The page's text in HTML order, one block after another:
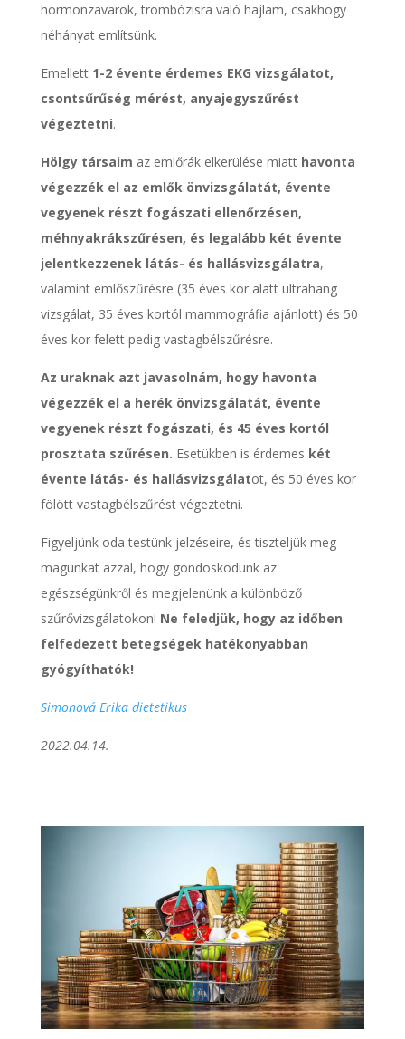
hormonzavarok, trombózisra való hajlam, csakhogy
néhányat említsünk.
Emellett 1-2 évente érdemes EKG vizsgálatot,
csontsűrűség mérést, anyajegyszűrést
végeztetni.
Hölgy társaim az emlőrák elkerülése miatt havonta
végezzék el az emlők önvizsgálatát, évente
vegyenek részt fogászati ellenőrzésen,
méhnyakrákszűrésen, és legalább két évente
jelentkezzenek látás- és hallásvizsgálatra,
valamint emlőszűrésre (35 éves kor alatt ultrahang
vizsgálat, 35 éves kortól mammográfia ajánlott) és 50
éves kor felett pedig vastagbélszűrésre.
Az uraknak azt javasolnám, hogy havonta
végezzék el a herék önvizsgálatát, évente
vegyenek részt fogászati, és 45 éves kortól
prosztata szűrésen. Esetükben is érdemes két
évente látás- és hallásvizsgálatot, és 50 éves kor
fölött vastagbélszűrést végeztetni.
Figyeljünk oda testünk jelzéseire, és tiszteljük meg
magunkat azzal, hogy gondoskodunk az
egészségünkről és megjelenünk a különböző
szűrővizsgálatokon! Ne feledjük, hogy az időben
felfedezett betegségek hatékonyabban
gyógyíthatók!
Simonová Erika dietetikus
2022.04.14.